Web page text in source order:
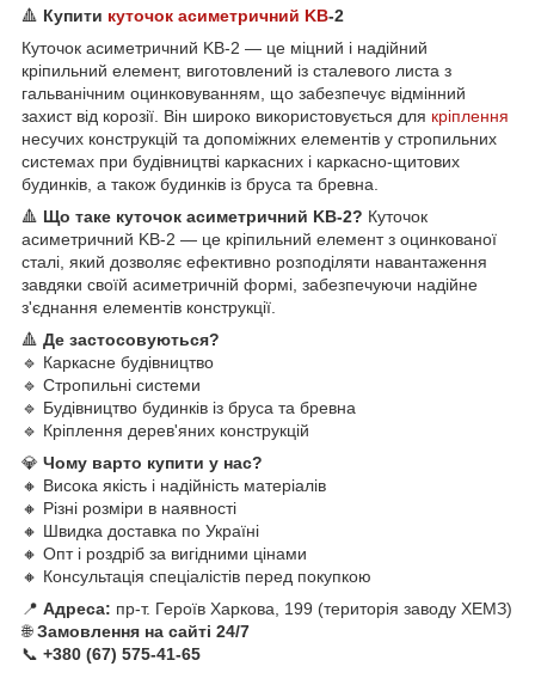
🔺 Купити куточок асиметричний KB-2
Куточок асиметричний KB-2 — це міцний і надійний
кріпильний елемент, виготовлений із сталевого листа з
гальванічним оцинковуванням, що забезпечує відмінний
захист від корозії. Він широко використовується для кріплення
несучих конструкцій та допоміжних елементів у стропильних
системах при будівництві каркасних і каркасно-щитових
будинків, а також будинків із бруса та бревна.
🔺 Що таке куточок асиметричний KB-2? Куточок
асиметричний KB-2 — це кріпильний елемент з оцинкованої
сталі, який дозволяє ефективно розподіляти навантаження
завдяки своїй асиметричній формі, забезпечуючи надійне
з'єднання елементів конструкції.
🔺 Де застосовуються?
🔹 Каркасне будівництво
🔹 Стропильні системи
🔹 Будівництво будинків із бруса та бревна
🔹 Кріплення дерев'яних конструкцій
💎 Чому варто купити у нас?
🔸 Висока якість і надійність матеріалів
🔸 Різні розміри в наявності
🔸 Швидка доставка по Україні
🔸 Опт і роздріб за вигідними цінами
🔸 Консультація спеціалістів перед покупкою
📍 Адреса: пр-т. Героїв Харкова, 199 (територія заводу ХЕМЗ)
🌐Замовлення на сайті 24/7
📞 +380 (67) 575-41-65